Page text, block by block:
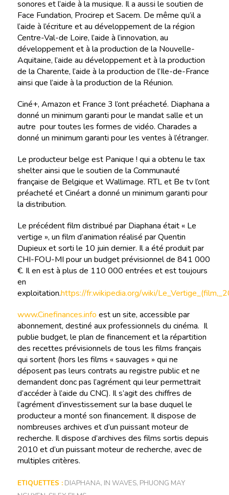
sonores et l’aide à la musique. Il a aussi le soutien de
Face Fundation, Procirep et Sacem. De même qu’il a
l’aide à l’écriture et au développement de la région
Centre-Val-de Loire, l’aide à l’innovation, au
développement et à la production de la Nouvelle-
Aquitaine, l’aide au développement et à la production
de la Charente, l’aide à la production de l’Ile-de-France
ainsi que l’aide à la production de la Réunion.
Ciné+, Amazon et France 3 l’ont préacheté. Diaphana a
donné un minimum garanti pour le mandat salle et un
autre pour toutes les formes de vidéo. Charades a
donné un minimum garanti pour les ventes à l’étranger.
Le producteur belge est Panique ! qui a obtenu le tax
shelter ainsi que le soutien de la Communauté
française de Belgique et Wallimage. RTL et Be tv l’ont
préacheté et Cinéart a donné un minimum garanti pour
la distribution.
Le précédent film distribué par Diaphana était « Le
vertige », un film d’animation réalisé par Quentin
Dupieux et sorti le 10 juin dernier. Il a été produit par
CHI-FOU-MI pour un budget prévisionnel de 841 000
€. Il en est à plus de 110 000 entrées et est toujours
en
exploitation.https://fr.wikipedia.org/wiki/
www.Cinefinances.info est un site, accessible par
abonnement, destiné aux professionnels du cinéma. Il
publie budget, le plan de financement et la répartition
des recettes prévisionnels de tous les films français
qui sortent (hors les films « sauvages » qui ne
déposent pas leurs contrats au registre public et ne
demandent donc pas l’agrément qui leur permettrait
d’accéder à l’aide du CNC). Il s’agit des chiffres de
l’agrément d’investissement sur la base duquel le
producteur a monté son financement. Il dispose de
nombreuses archives et d’un puissant moteur de
recherche. Il dispose d’archives des films sortis depuis
2010 et d’un puissant moteur de recherche, avec de
multiples critères.
ETIQUETTES : DIAPHANA, IN WAVES, PHUONG MAY